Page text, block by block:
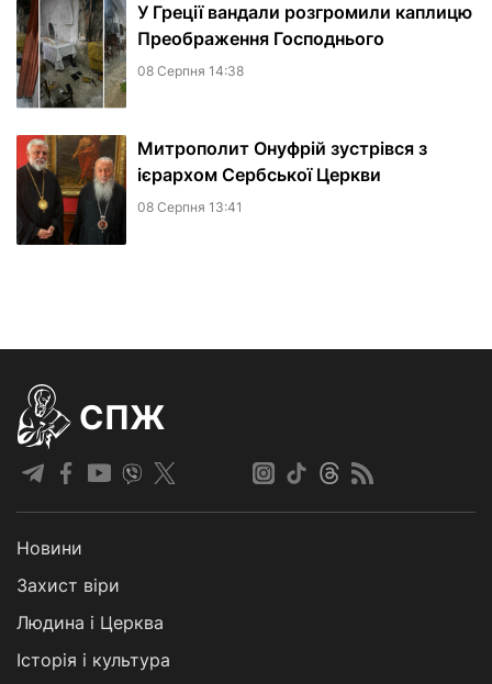
У Греції вандали розгромили каплицю
Преображення Господнього
08 Серпня 14:38
Митрополит Онуфрій зустрівся з
ієрархом Сербської Церкви
08 Серпня 13:41
СПЖ
Новини
Захист віри
Людина і Церква
Історія і культура